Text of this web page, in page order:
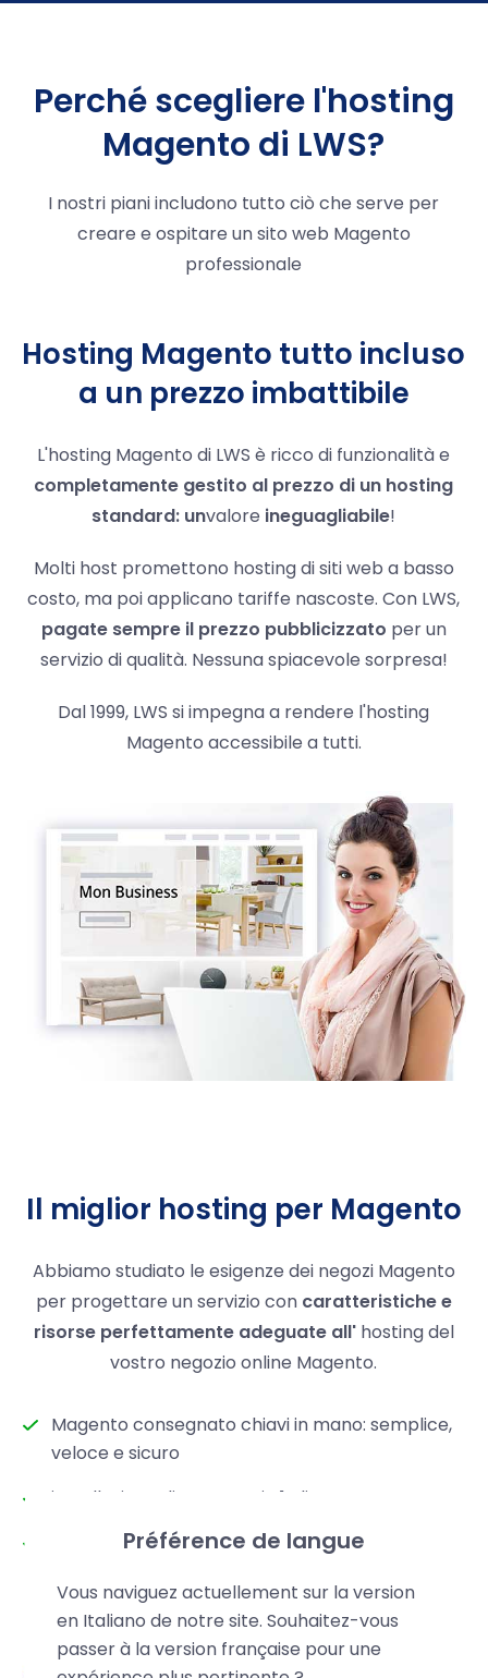
Perché scegliere l'hosting
Magento di LWS?
I nostri piani includono tutto ciò che serve per
creare e ospitare un sito web Magento
professionale
Hosting Magento tutto incluso
a un prezzo imbattibile
L'hosting Magento di LWS è ricco di funzionalità e
completamente gestito al prezzo di un hosting
standard: unvalore ineguagliabile!
Molti host promettono hosting di siti web a basso
costo, ma poi applicano tariffe nascoste. Con LWS,
pagate sempre il prezzo pubblicizzato per un
servizio di qualità. Nessuna spiacevole sorpresa!
Dal 1999, LWS si impegna a rendere l'hosting
Magento accessibile a tutti.
Il miglior hosting per Magento
Abbiamo studiato le esigenze dei negozi Magento
per progettare un servizio con caratteristiche e
risorse perfettamente adeguate all'hosting del
vostro negozio online Magento.
Magento consegnato chiavi in mano: semplice,
veloce e sicuro
installazione di Magento in 1 clic
Aggiornamenti automatici
Ospitare il vostro negozio Magento
Préférence de langue
Vous naviguez actuellement sur la version
en Italiano de notre site. Souhaitez-vous
passer à la version française pour une